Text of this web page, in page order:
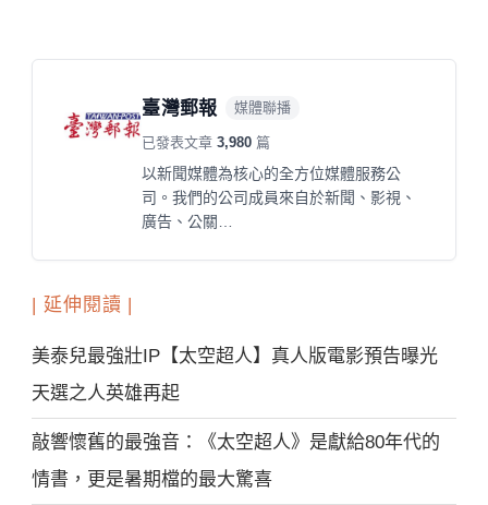
臺灣郵報 媒體聯播
已發表文章3,980 篇
以新聞媒體為核心的全方位媒體服務公
司。我們的公司成員來自於新聞、影視、
廣告、公關…
| 延伸閱讀 |
美泰兒最強壯IP【太空超人】真人版電影預告曝光
天選之人英雄再起
敲響懷舊的最強音：《太空超人》是獻給80年代的
情書，更是暑期檔的最大驚喜